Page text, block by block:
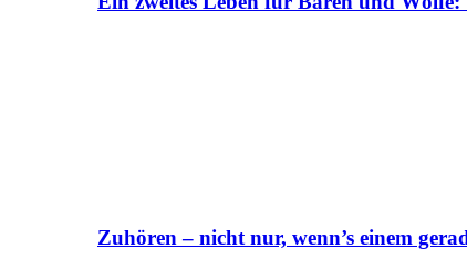
Zuhören – nicht nur, wenn’s einem